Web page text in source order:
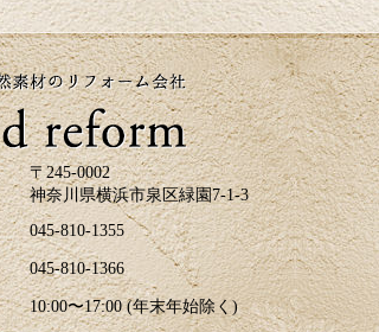
ー
A
致
覧
し
日
が
補
高
〒245-0002
神奈川県横浜市泉区緑園7-1-3
045-810-1355
045-810-1366
10:00〜17:00 (年末年始除く)